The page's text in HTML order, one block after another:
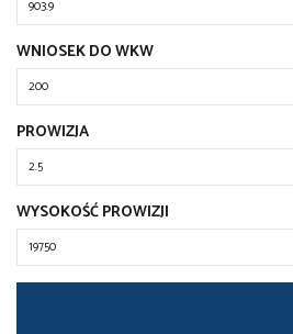
WNIOSEK DO WKW
PROWIZJA
WYSOKOŚĆ PROWIZJI